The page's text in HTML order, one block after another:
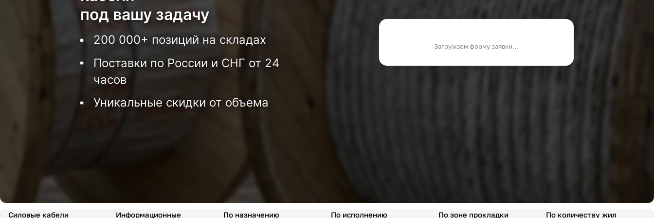
под вашу задачу
200 000+ позиций на складах
Поставки по России и СНГ от 24
часов
Уникальные скидки от объема
Загружаем форму заявки...
Силовые кабели Информационные По назначению По исполнению По зоне прокладки По количеству жил